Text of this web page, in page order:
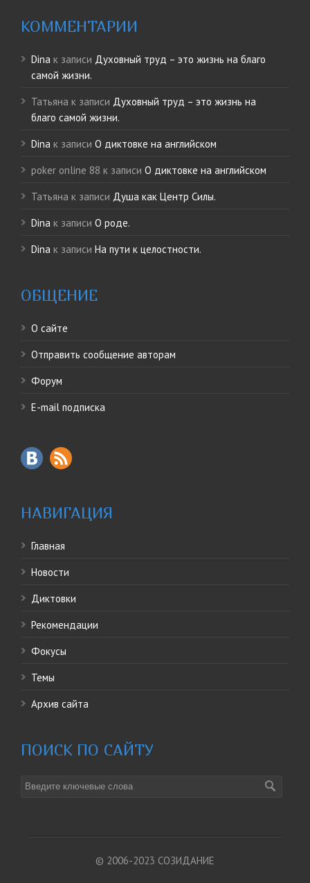
КОММЕНТАРИИ
Dina к записи Духовный труд – это жизнь на благо
самой жизни.
Татьяна к записи Духовный труд – это жизнь на
благо самой жизни.
Dina к записи О диктовке на английском
poker online 88 к записи О диктовке на английском
Татьяна к записи Душа как Центр Силы.
Dina к записи О роде.
Dina к записи На пути к целостности.
ОБЩЕНИЕ
О сайте
Отправить сообщение авторам
Форум
E-mail подписка
НАВИГАЦИЯ
Главная
Новости
Диктовки
Рекомендации
Фокусы
Темы
Архив сайта
ПОИСК ПО САЙТУ
© 2006-2023 СОЗИДАНИЕ